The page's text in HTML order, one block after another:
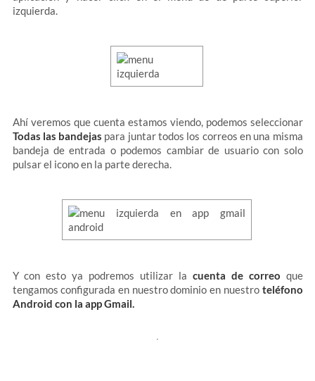
izquierda.
Ahí veremos que cuenta estamos viendo, podemos seleccionar
Todas las bandejas para juntar todos los correos en una misma
bandeja de entrada o podemos cambiar de usuario con solo
pulsar el icono en la parte derecha.
Y con esto ya podremos utilizar la cuenta de correo que
tengamos configurada en nuestro dominio en nuestro teléfono
Android con la app Gmail.